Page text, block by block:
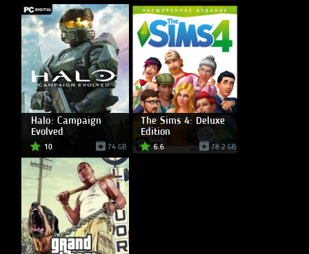
Halo: Campaign
Evolved
10 74 GB
The Sims 4: Deluxe
Edition
6.6 78.2 GB